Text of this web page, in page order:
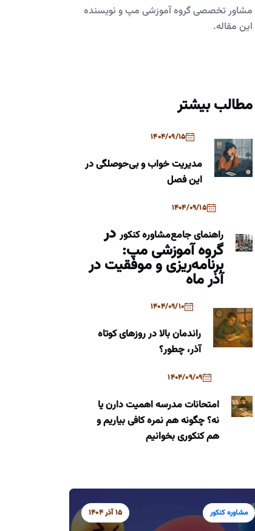
مشاور تخصصی گروه آموزشی مپ و نویسنده
این مقاله.
مطالب بیشتر
1404/09/15
مدیریت خواب و بی‌حوصلگی در
این فصل
1404/09/15
راهنمای جامعمشاوره کنکوردر
گروه آموزشی مپ:
برنامه‌ریزی و موفقیت در
آذر ماه
1404/09/10
راندمان بالا در روزهای کوتاه
آذر، چطور؟
1404/09/09
امتحانات مدرسه اهمیت دارن یا
نه؟ چگونه هم نمره کافی بیاریم و
هم کنکوری بخوانیم
مشاوره کنکور 15 آذر 1404